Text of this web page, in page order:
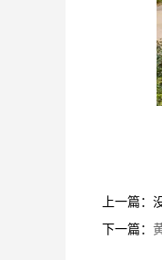
上一篇：
下一篇：